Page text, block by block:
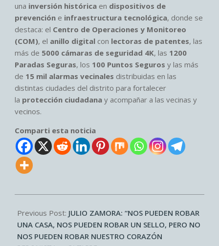
una inversión histórica en dispositivos de
prevención e infraestructura tecnológica, donde se
destaca: el Centro de Operaciones y Monitoreo
(COM), el anillo digital con lectoras de patentes, las
más de 5000 cámaras de seguridad 4K, las 1200
Paradas Seguras, los 100 Puntos Seguros y las más
de 15 mil alarmas vecinales distribuidas en las
distintas ciudades del distrito para fortalecer
la protección ciudadana y acompañar a las vecinas y
vecinos.
Comparti esta noticia
03-
01
Previous Post: JULIO ZAMORA: “NOS PUEDEN ROBAR
UNA CASA, NOS PUEDEN ROBAR UN SELLO, PERO NO
NOS PUEDEN ROBAR NUESTRO CORAZÓN